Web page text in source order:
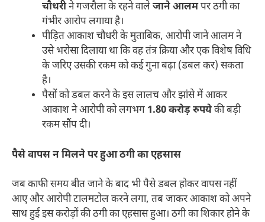
चौधरीने गजरौला के रहने वालेजाने आलमपर ठगी का
गंभीर आरोप लगाया है।
​पीड़ित आकाश चौधरी के मुताबिक, आरोपी जाने आलम ने
उसे भरोसा दिलाया था कि वह तंत्र क्रिया और एक विशेष विधि
के जरिए उसकी रकम को कई गुना बढ़ा (डबल कर) सकता
है।
​पैसों को डबल करने के इस लालच और झांसे में आकर
आकाश ने आरोपी को लगभग 1.80 करोड़ रुपयेकी बड़ी
रकम सौंप दी।
पैसे वापस न मिलने पर हुआ ठगी का एहसास
जब काफी समय बीत जाने के बाद भी पैसे डबल होकर वापस नहीं
आए और आरोपी टालमटोल करने लगा, तब जाकर आकाश को अपने
साथ हुई इस करोड़ों की ठगी का एहसास हुआ। ठगी का शिकार होने के